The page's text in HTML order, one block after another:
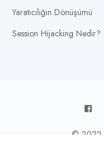
Yaratıcılığın Dönüşümü
Session Hijacking Nedir?
© 2022